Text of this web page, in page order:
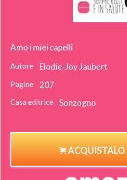
Amo i miei capelli
Autore Elodie-Joy Jaubert
Pagine 207
Casa editrice Sonzogno
ACQUISTALO